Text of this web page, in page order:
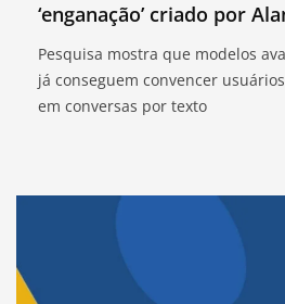
‘enganação’ criado por
Pesquisa mostra que modelos
já conseguem convencer
em conversas por texto